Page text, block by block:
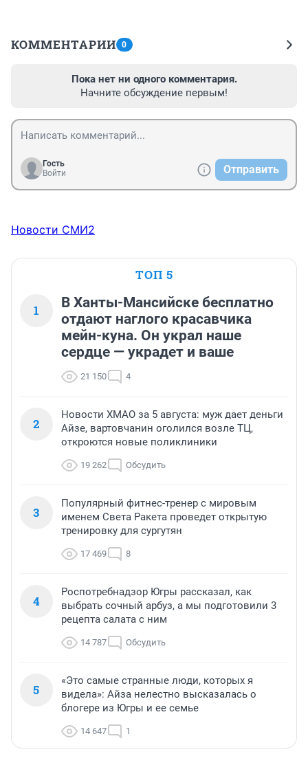
КОММЕНТАРИИ 0
Пока нет ни одного комментария.
Начните обсуждение первым!
Гость
Войти
Отправить
Новости СМИ2
ТОП 5
1
В Ханты-Мансийске бесплатно
отдают наглого красавчика
мейн-куна. Он украл наше
сердце — украдет и ваше
21 150 4
2
Новости ХМАО за 5 августа: муж дает деньги
Айзе, вартовчанин оголился возле ТЦ,
откроются новые поликлиники
19 262 Обсудить
3
Популярный фитнес-тренер с мировым
именем Света Ракета проведет открытую
тренировку для сургутян
17 469 8
4
Роспотребнадзор Югры рассказал, как
выбрать сочный арбуз, а мы подготовили 3
рецепта салата с ним
14 787 Обсудить
5
«Это самые странные люди, которых я
видела»: Айза нелестно высказалась о
блогере из Югры и ее семье
14 647 1